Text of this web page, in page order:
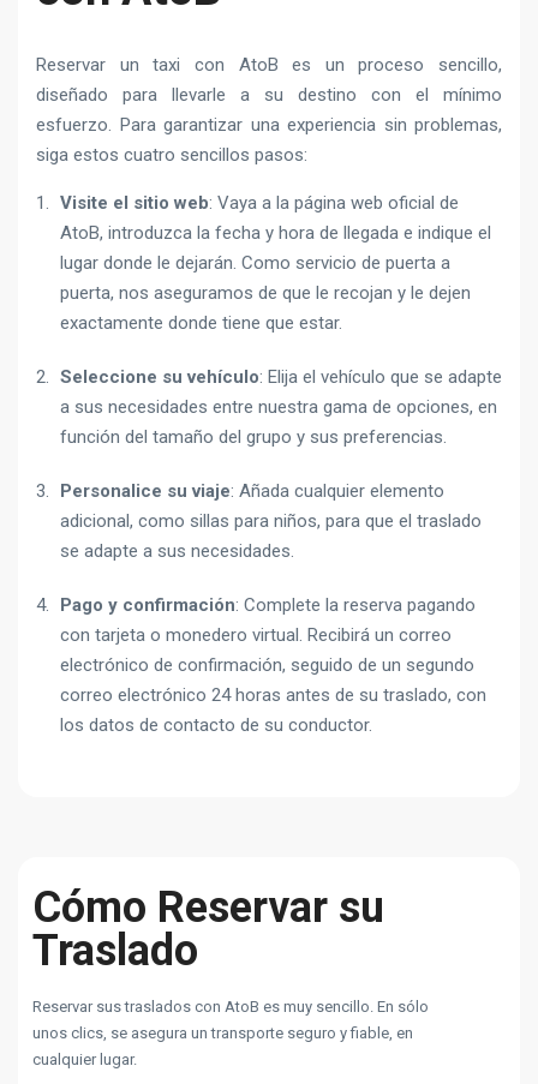
Reservar un taxi con AtoB es un proceso sencillo,
diseñado para llevarle a su destino con el mínimo
esfuerzo. Para garantizar una experiencia sin problemas,
siga estos cuatro sencillos pasos:
Visite el sitio web: Vaya a la página web oficial de
AtoB, introduzca la fecha y hora de llegada e indique el
lugar donde le dejarán. Como servicio de puerta a
puerta, nos aseguramos de que le recojan y le dejen
exactamente donde tiene que estar.
Seleccione su vehículo: Elija el vehículo que se adapte
a sus necesidades entre nuestra gama de opciones, en
función del tamaño del grupo y sus preferencias.
Personalice su viaje: Añada cualquier elemento
adicional, como sillas para niños, para que el traslado
se adapte a sus necesidades.
Pago y confirmación: Complete la reserva pagando
con tarjeta o monedero virtual. Recibirá un correo
electrónico de confirmación, seguido de un segundo
correo electrónico 24 horas antes de su traslado, con
los datos de contacto de su conductor.
Cómo Reservar su
Traslado
Reservar sus traslados con AtoB es muy sencillo. En sólo
unos clics, se asegura un transporte seguro y fiable, en
cualquier lugar.